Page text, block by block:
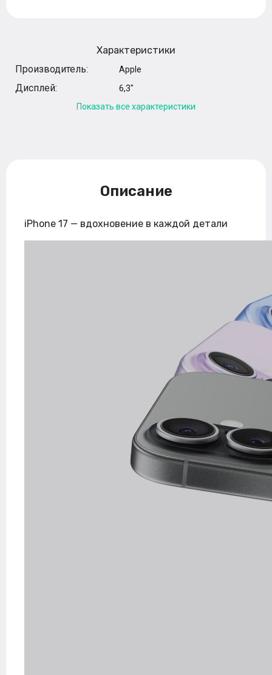
Характеристики
Производитель:
Apple
Дисплей:
6,3"
Показать все характеристики
Описание
iPhone 17 — вдохновение в каждой детали